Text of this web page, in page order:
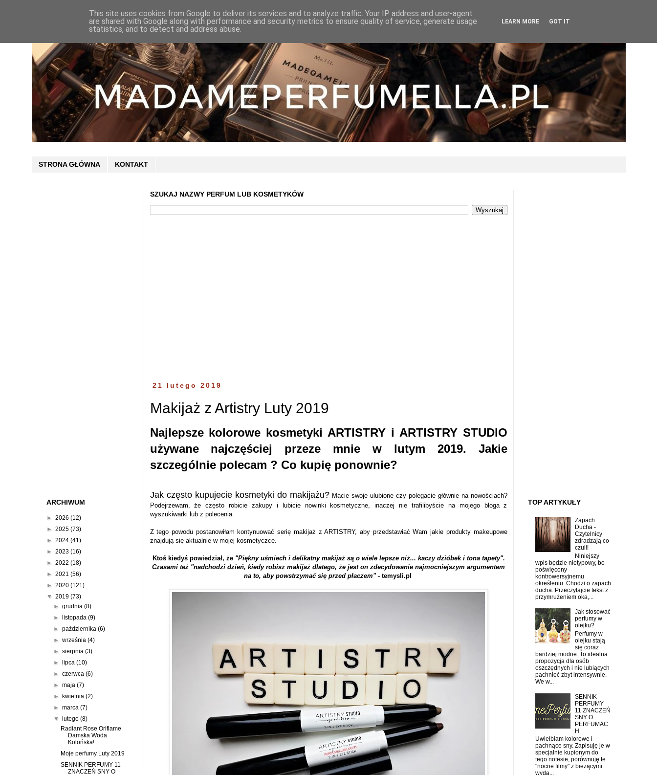
STRONA GŁÓWNA KONTAKT
SZUKAJ NAZWY PERFUM LUB KOSMETYKÓW
21 lutego 2019
Makijaż z Artistry Luty 2019
Najlepsze kolorowe kosmetyki ARTISTRY i ARTISTRY STUDIO
używane najczęściej przeze mnie w lutym 2019. Jakie
szczególnie polecam ? Co kupię ponownie?
Jak często kupujecie kosmetyki do makijażu?Macie swoje ulubione czy polegacie głównie na nowościach?
Podejrzewam, że często robicie zakupy i lubicie nowinki kosmetyczne, inaczej nie trafilibyście na mojego bloga z
wyszukiwarki lub z polecenia.
Z tego powodu postanowiłam kontynuować serię makijaż z ARTISTRY, aby przedstawiać Wam jakie produkty makeupowe
znajdują się aktualnie w mojej kosmetyczce.
Ktoś kiedyś powiedział, że "Piękny uśmiech i delikatny makijaż są o wiele lepsze niż... kaczy dzióbek i tona tapety".
Czasami też "nadchodzi dzień, kiedy robisz makijaż dlatego, że jest on zdecydowanie najmocniejszym argumentem
na to, aby powstrzymać się przed płaczem"- temysli.pl
ARCHIWUM
► 2026 (12)
► 2025 (73)
► 2024 (41)
► 2023 (16)
► 2022 (18)
► 2021 (56)
► 2020 (121)
▼ 2019 (73)
► grudnia (8)
► listopada (9)
► października (6)
► września (4)
► sierpnia (3)
► lipca (10)
► czerwca (6)
► maja (7)
► kwietnia (2)
► marca (7)
▼ lutego (8)
Radiant Rose Oriflame
Damska Woda
Kolońska!
Moje perfumy Luty 2019
SENNIK PERFUMY 11
ZNACZEŃ SNY O
TOP ARTYKUŁY
Zapach
Ducha -
Czytelnicy
zdradzają co
czuli!
Niniejszy
wpis będzie nietypowy, bo
poświęcony
kontrowersyjnemu
określeniu. Chodzi o zapach
ducha. Przeczytajcie tekst z
przymrużeniem oka,...
Jak stosować
perfumy w
olejku?
Perfumy w
olejku stają
się coraz
bardziej modne. To idealna
propozycja dla osób
oszczędnych i nie lubiących
pachnieć zbyt intensywnie.
We w...
SENNIK
PERFUMY
11 ZNACZEŃ
SNY O
PERFUMAC
H
Uwielbiam kolorowe i
pachnące sny. Zapisuję je w
specjalnie kupionym do
tego notesie, porównuję te
"nocne filmy" z bieżącymi
wyda...
This site uses cookies from Google to deliver its services and to analyze traffic. Your IP address and user-agent
are shared with Google along with performance and security metrics to ensure quality of service, generate usage
statistics, and to detect and address abuse.
LEARN MORE GOT IT